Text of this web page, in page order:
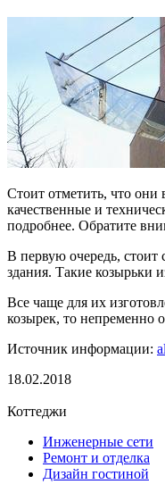
Стоит отметить, что
качественные и
подробнее. Обратите
В первую очередь, стоит
здания. Такие козырьки
Все чаще для их
козырек, то непременно
Источник информации:
18.02.2018
Коттеджи
Инженерные сети
Ремонт и отделка
Дизайн гостиной